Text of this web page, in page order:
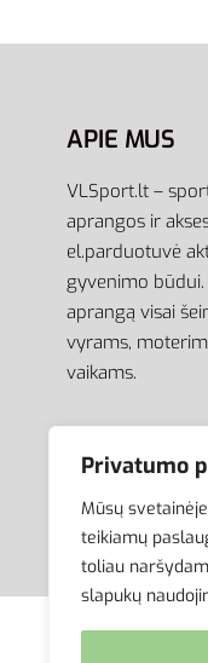
Privatumo
Mūsų
teikiamų
toliau
slapukų
APIE MUS
VLSport.lt –
aprangos ir
el.parduotuvė
gyvenimo būdui.
aprangą visai
vyrams,
vaikams.
©